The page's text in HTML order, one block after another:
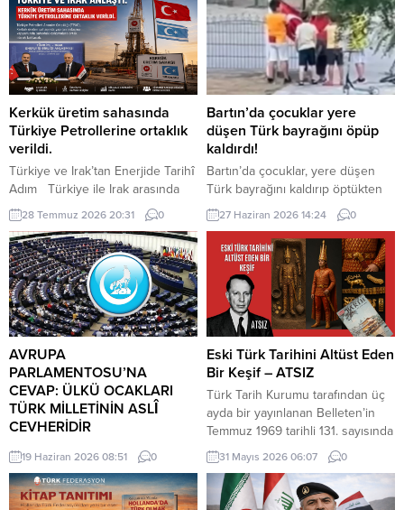
Kerkük üretim sahasında
Türkiye Petrollerine ortaklık
verildi.
Türkiye ve Irak’tan Enerjide Tarihî
Adım Türkiye ile Irak arasında
enerji alanındaki iş birliği yeni bir
aşamaya taşındı. Cumhurbaşkanı
Recep Tayyip Erdoğan, Irak
Başbakanı Ali ez-Zeydi ile
Ankara’da gerçekleştirilen
görüşmenin ardından yaptığı
açıklamada, Kerkük üretim
sahasında Türkiye Petrolleri
Anonim Ortaklığına TPAO ortaklık
verildiğini duyurdu. Erdoğan,
imzalanan anlaşmayı “enerji
alanındaki...
28 Temmuz 2026 20:31 0
Bartın’da çocuklar yere
düşen Türk bayrağını öpüp
kaldırdı!
Bartın’da çocuklar, yere düşen
Türk bayrağını kaldırıp öptükten
sonra gelen itfaiye ekiplerinin de
yardımıyla göndere çekti. O anlar
cep telefonu kamerası tarafından
kaydedildi. Yerden kaldırıp öptüler
Kemerköprü Mahallesi’nde dün
akşam saatlerinde Cumhuriyet
Parkı içerisindeki direkte bulunan
Türk bayrağı rüzgar nedeniyle
ipinin kopmasıyla yere düştü. Bu
sırada parkta oynayan çocuklar
yere...
27 Haziran 2026 14:24 0
AVRUPA
PARLAMENTOSU’NA
CEVAP: ÜLKÜ OCAKLARI
TÜRK MİLLETİNİN ASLÎ
CEVHERİDİR
MHP milletvekili Prof. Dr. İlyas
Topsakal AB parlamentosuna
cevap verdi: Avrupa
Parlamentosu tarafından 17
19 Haziran 2026 08:51 0
Eski Türk Tarihini Altüst Eden
Bir Keşif – ATSIZ
Türk Tarih Kurumu tarafından üç
ayda bir yayınlanan Belleten’in
Temmuz 1969 tarihli 131. sayısında
(427. sayfada) «Milâttan Önce IV.
Yüzyıla Ait Türkçe Yazıtlar
Bulundu» başlıklı kısa bir haber
vardı. Tass Ajansı’nın Alma Ata
31 Mayıs 2026 06:07 0